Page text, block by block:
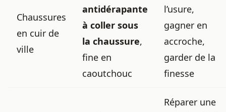
Chaussures
en cuir de
ville
antidérapante
à coller sous
la chaussure,
fine en
caoutchouc
l’usure,
gagner en
accroche,
garder de la
finesse
Réparer une